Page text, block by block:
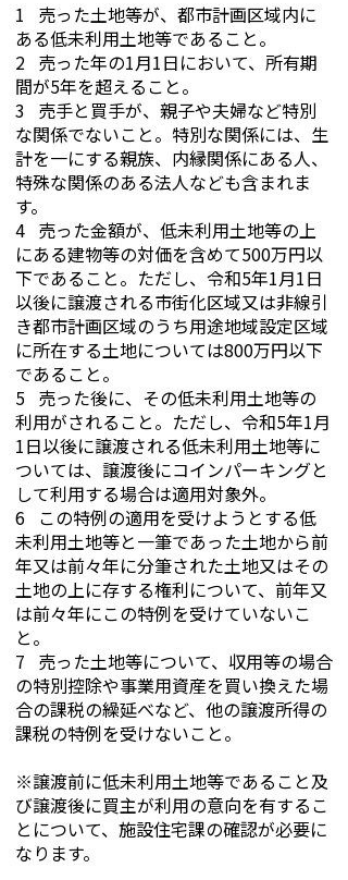
1 売った土地等が、都市計画区域内に
ある低未利用土地等であること。
2 売った年の1月1日において、所有期
間が5年を超えること。
3 売手と買手が、親子や夫婦など特別
な関係でないこと。特別な関係には、生
計を一にする親族、内縁関係にある人、
特殊な関係のある法人なども含まれま
す。
4 売った金額が、低未利用土地等の上
にある建物等の対価を含めて500万円以
下であること。ただし、令和5年1月1日
以後に譲渡される市街化区域又は非線引
き都市計画区域のうち用途地域設定区域
に所在する土地については800万円以下
であること。
5 売った後に、その低未利用土地等の
利用がされること。ただし、令和5年1月
1日以後に譲渡される低未利用土地等に
ついては、譲渡後にコインパーキングと
して利用する場合は適用対象外。
6 この特例の適用を受けようとする低
未利用土地等と一筆であった土地から前
年又は前々年に分筆された土地又はその
土地の上に存する権利について、前年又
は前々年にこの特例を受けていないこ
と。
7 売った土地等について、収用等の場合
の特別控除や事業用資産を買い換えた場
合の課税の繰延べなど、他の譲渡所得の
課税の特例を受けないこと。
※譲渡前に低未利用土地等であること及
び譲渡後に買主が利用の意向を有するこ
とについて、施設住宅課の確認が必要に
なります。